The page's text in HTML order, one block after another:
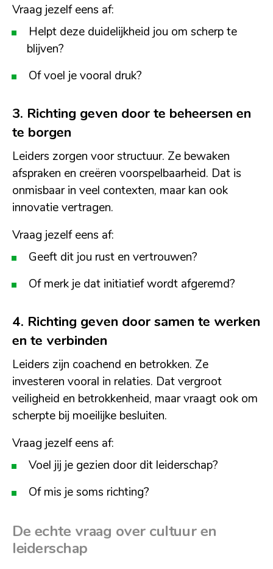
Vraag jezelf eens af:
Helpt deze duidelijkheid jou om scherp te
blijven?
Of voel je vooral druk?
3. Richting geven door te beheersen en
te borgen
Leiders zorgen voor structuur. Ze bewaken
afspraken en creëren voorspelbaarheid. Dat is
onmisbaar in veel contexten, maar kan ook
innovatie vertragen.
Vraag jezelf eens af:
Geeft dit jou rust en vertrouwen?
Of merk je dat initiatief wordt afgeremd?
4. Richting geven door samen te werken
en te verbinden
Leiders zijn coachend en betrokken. Ze
investeren vooral in relaties. Dat vergroot
veiligheid en betrokkenheid, maar vraagt ook om
scherpte bij moeilijke besluiten.
Vraag jezelf eens af:
Voel jij je gezien door dit leiderschap?
Of mis je soms richting?
De echte vraag over cultuur en
leiderschap